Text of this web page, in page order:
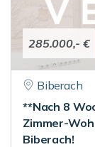
285.000,- €
Biberach
**Nach 8
Zimmer-
Biberach!